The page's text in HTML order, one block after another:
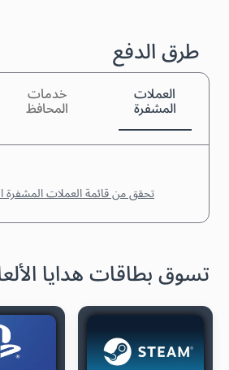
طرق الدفع
العملات
المشفرة
خدمات
المحافظ
تحقق من قائمة العملات المشفرة
تسوق بطاقات هدايا